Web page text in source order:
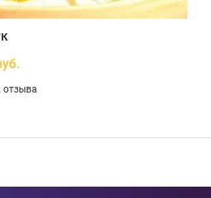
отзыва